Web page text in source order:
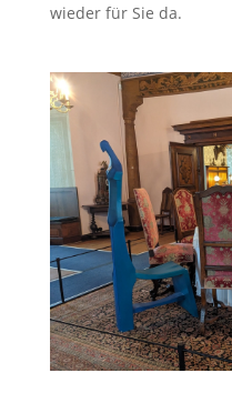
wieder für Sie da.